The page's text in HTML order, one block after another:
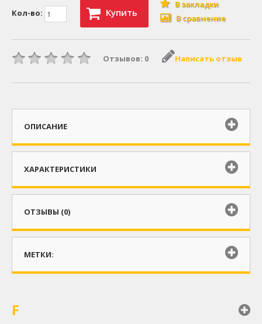
Кол-во: Купить
В закладки
В сравнение
Отзывов: 0 Написать отзыв
ОПИСАНИЕ
ХАРАКТЕРИСТИКИ
ОТЗЫВЫ (0)
МЕТКИ:
F